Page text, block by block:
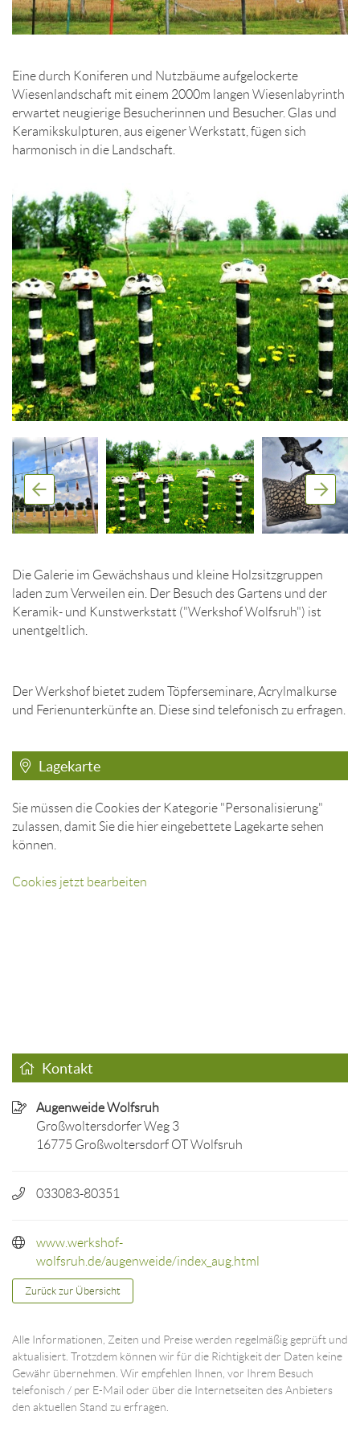
Eine durch Koniferen und Nutzbäume aufgelockerte
Wiesenlandschaft mit einem 2000m langen Wiesenlabyrinth
erwartet neugierige Besucherinnen und Besucher. Glas und
Keramikskulpturen, aus eigener Werkstatt, fügen sich
harmonisch in die Landschaft.
Die Galerie im Gewächshaus und kleine Holzsitzgruppen
laden zum Verweilen ein. Der Besuch des Gartens und der
Keramik- und Kunstwerkstatt ("Werkshof Wolfsruh") ist
unentgeltlich.
Der Werkshof bietet zudem Töpferseminare, Acrylmalkurse
und Ferienunterkünfte an. Diese sind telefonisch zu erfragen.
Lagekarte
Sie müssen die Cookies der Kategorie "Personalisierung"
zulassen, damit Sie die hier eingebettete Lagekarte sehen
können.
Cookies jetzt bearbeiten
Kontakt
Augenweide Wolfsruh
Großwoltersdorfer Weg 3
16775 Großwoltersdorf OT Wolfsruh
033083-80351
www.werkshof-
wolfsruh.de/augenweide/index_aug.html
Zurück zur Übersicht
Alle Informationen, Zeiten und Preise werden regelmäßig geprüft und
aktualisiert. Trotzdem können wir für die Richtigkeit der Daten keine
Gewähr übernehmen. Wir empfehlen Ihnen, vor Ihrem Besuch
telefonisch / per E-Mail oder über die Internetseiten des Anbieters
den aktuellen Stand zu erfragen.